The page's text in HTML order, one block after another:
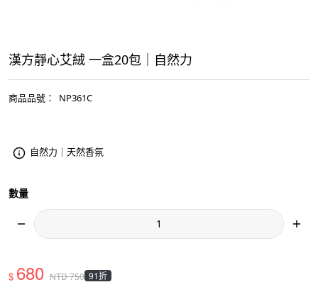
漢方靜心艾絨 一盒20包｜自然力
商品品號 ： NP361C
自然力｜天然香氛
數量
$ 680 NTD750 91折